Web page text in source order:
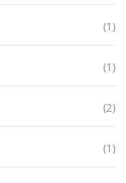
(1)
(1)
(2)
(1)